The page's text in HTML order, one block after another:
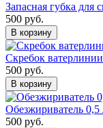
Запасная губка для
500 руб.
В корзину
Скребок
500 руб.
В корзину
Обезжириватель
500 руб.